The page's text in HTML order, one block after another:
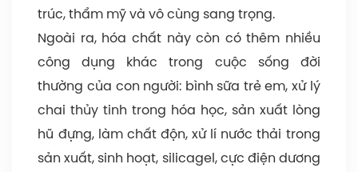
trúc, thẩm mỹ và vô cùng sang trọng.
Ngoài ra, hóa chất này còn có thêm nhiều
công dụng khác trong cuộc sống đời
thường của con người: bình sữa trẻ em, xử lý
chai thủy tinh trong hóa học, sản xuất lòng
hũ đựng, làm chất độn, xử lí nước thải trong
sản xuất, sinh hoạt, silicagel, cực điện dương